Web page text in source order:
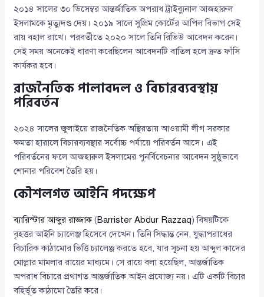
২০১৪ সালের ৩০ ডিসেম্বর আন্তর্জাতিক অপরাধ ট্রাইব্যুনাল আজহারুল
ইসলামকে মৃত্যুদণ্ড দেয়। ২০১৯ সালে সুপ্রিম কোর্টের আপিল বিভাগ সেই
রায় বহাল রাখে। পরবর্তীতে ২০২০ সালে তিনি রিভিউ আবেদন করেন।
সেই সময় অনেকেই ধারণা করেছিলেন আবেদনটি বাতিল হলে দ্রুত ফাঁসি
কার্যকর হবে।
রাজনৈতিক পালাবদল ও বিচারব্যবস্থায়
পরিবর্তন
২০২৪ সালের জুলাইয়ে রাজনৈতিক অস্থিরতায় আওয়ামী লীগ সরকার
ক্ষমতা হারালে বিচারব্যবস্থার সর্বোচ্চ পর্যায়ে পরিবর্তন আসে। এই
পরিবর্তনের ফলে আজহারুল ইসলামের পুনর্বিবেচনার আবেদন সুষ্ঠুভাবে
শোনার পরিবেশ তৈরি হয়।
কৌশলগত আইনি পদক্ষেপ
ব্যারিস্টার আব্দুর রাজ্জাক(Barrister Abdur Razzaq) বিষয়টিকে
বৃহত্তর আইনি চ্যালেঞ্জ হিসেবে দেখেন। তিনি সিদ্ধান্ত নেন, যুদ্ধাপরাধের
বিচারিক কাঠামোর ভিত্তি চ্যালেঞ্জ করতে হবে, যার সূচনা হয় আব্দুল কাদের
মোল্লার মামলার রায়ের মাধ্যমে। সে রায়ে বলা হয়েছিল, আন্তর্জাতিক
অপরাধ বিচারে প্রথাগত আন্তর্জাতিক আইন প্রযোজ্য নয়। এটি একটি বিচার
বহির্ভূত কাঠামো তৈরি করে।